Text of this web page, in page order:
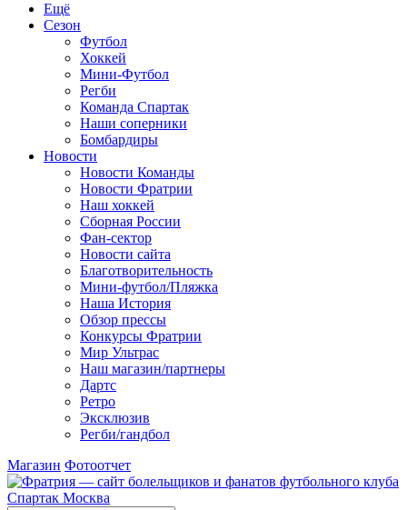
Ещё
Сезон
Футбол
Хоккей
Мини-Футбол
Регби
Команда Спартак
Наши соперники
Бомбардиры
Новости
Новости Команды
Новости Фратрии
Наш хоккей
Сборная России
Фан-cектор
Новости сайта
Благотворительность
Мини-футбол/Пляжка
Наша История
Обзор прессы
Конкурсы Фратрии
Мир Ультрас
Наш магазин/партнеры
Дартс
Ретро
Эксклюзив
Регби/гандбол
Магазин Фотоотчет